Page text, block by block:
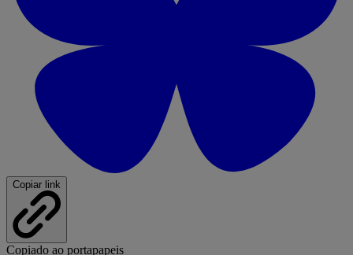
Copiar link
Copiado ao portapapeis